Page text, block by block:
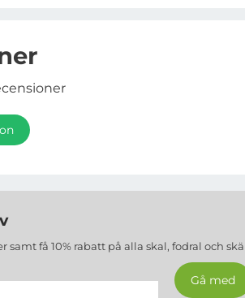
samt få 10% rabatt på alla skal, fodral och